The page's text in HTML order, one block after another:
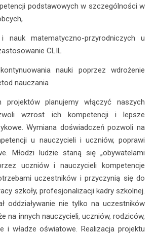
podstawowych w szczególności w
i nauk matematyczno-przyrodniczych u
CLIL
nauki poprzez wdrożenie
nauczania
planujemy włączyć naszych
wzrost ich kompetencji i lepsze
Wymiana doświadczeń pozwoli na
u nauczycieli i uczniów, poprawi
Młodzi ludzie staną się „obywatelami
uczniów i nauczycieli kompetencje
uczestników i przyczynią się do
szkoły, profesjonalizacji kadry szkolnej.
oddziaływanie nie tylko na uczestników
na innych nauczycieli, uczniów, rodziców,
i władze oświatowe. Realizacja projektu